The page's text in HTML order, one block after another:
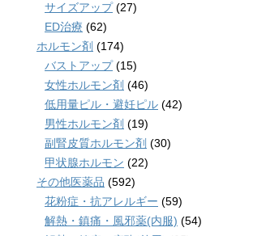
サイズアップ(27)
ED治療 (62)
ホルモン剤 (174)
バストアップ(15)
女性ホルモン剤 (46)
低用量ピル・避妊ピル (42)
男性ホルモン剤 (19)
副腎皮質ホルモン剤 (30)
甲状腺ホルモン (22)
その他医薬品 (592)
花粉症・抗アレルギー (59)
解熱・鎮痛・風邪薬(内服) (54)